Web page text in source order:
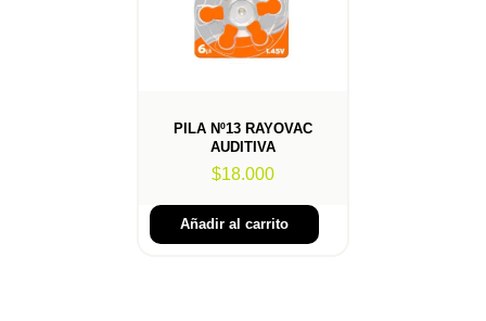
PILA Nº13 RAYOVAC
AUDITIVA
$18.000
Añadir al carrito